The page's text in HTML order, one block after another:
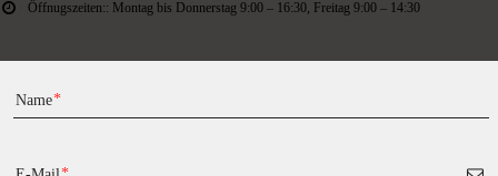
Öffnugszeiten:: Montag bis Donnerstag 9:00 – 16:30, Freitag 9:00 – 14:30
Name